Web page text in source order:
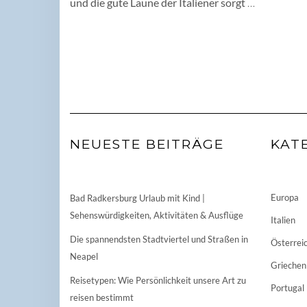
NEUESTE BEITRÄGE
Bad Radkersburg Urlaub mit Kind |
Sehenswürdigkeiten, Aktivitäten & Ausflüge
Die spannendsten Stadtviertel und Straßen in
Neapel
Reisetypen: Wie Persönlichkeit unsere Art zu
reisen bestimmt
Europa
Italien
Portugal